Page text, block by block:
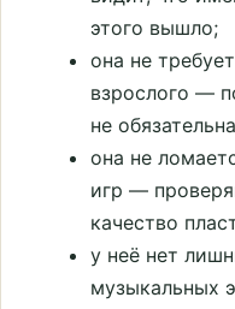
этого вышло;
она не
взрослого —
не
она не
игр —
качество
у неё нет
музыкальных